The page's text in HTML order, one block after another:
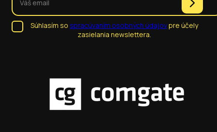
Súhlasím so spracúvaním osobných údajovpre účely
zasielania newslettera.